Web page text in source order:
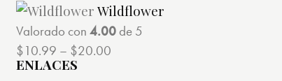
original
era:
$12.00.
actual
es:
$10.00.
Wildflower
Valorado con 4.00 de 5
$10.99 – $20.00
ENLACES